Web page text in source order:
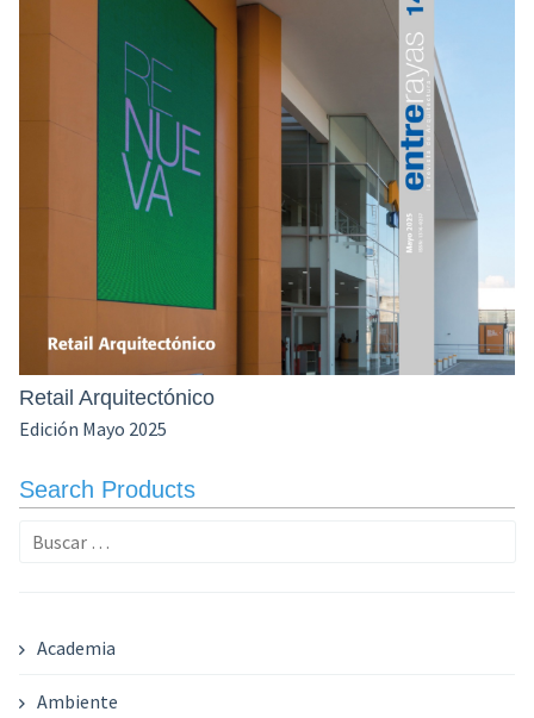
Retail Arquitectónico
Edición Mayo 2025
Search Products
Buscar:
Academia
Ambiente